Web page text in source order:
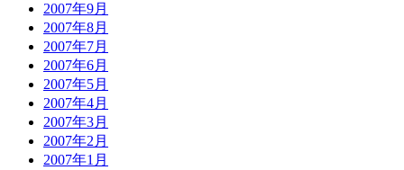
2007年9月
2007年8月
2007年7月
2007年6月
2007年5月
2007年4月
2007年3月
2007年2月
2007年1月